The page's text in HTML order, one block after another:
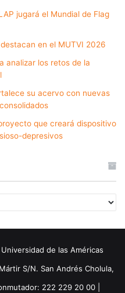
jugará el Mundial de Flag
en el MUTVI 2026
analizar los retos de la
su acervo con nuevas
que creará dispositivo
depresivos
de las Américas
S/N. San Andrés Cholula,
222 229 20 00 |